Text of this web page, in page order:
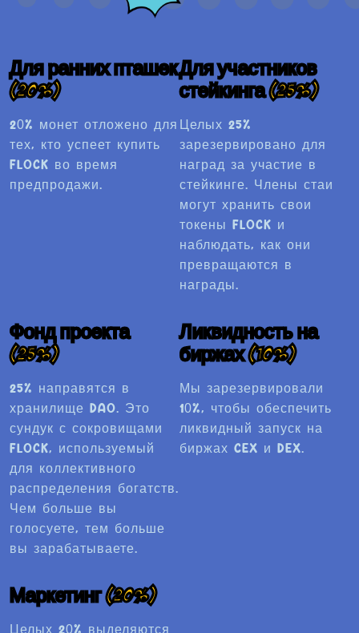
Для ранних пташек
(20%)
20% монет отложено для
тех, кто успеет купить
FLOCK во время
предпродажи.
Для участников
стейкинга (25%)
Целых 25%
зарезервировано для
наград за участие в
стейкинге. Члены стаи
могут хранить свои
токены FLOCK и
наблюдать, как они
превращаются в
награды.
Фонд проекта
(25%)
25% направятся в
хранилище DAO. Это
сундук с сокровищами
FLOCK, используемый
для коллективного
распределения богатств.
Чем больше вы
голосуете, тем больше
вы зарабатываете.
Ликвидность на
биржах (10%)
Мы зарезервировали
10%, чтобы обеспечить
ликвидный запуск на
биржах CEX и DEX.
Маркетинг (20%)
Целых 20% выделяются